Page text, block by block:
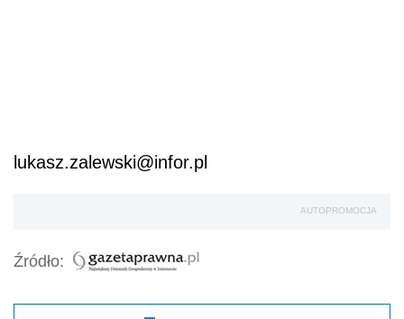
lukasz.zalewski@infor.pl
AUTOPROMOCJA
Źródło: